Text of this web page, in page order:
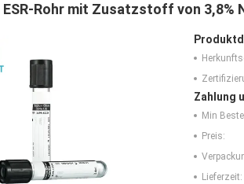
ESR-Rohr mit Zusatzstoff von
Zahlung
Min
Preis:
Lieferzeit: